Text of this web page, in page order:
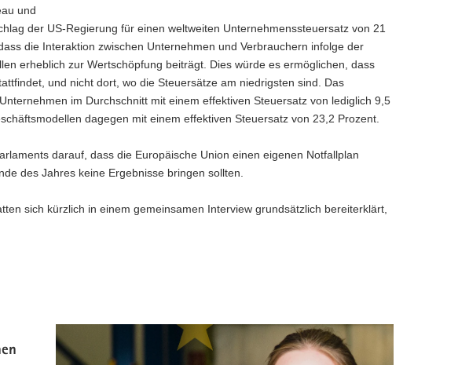
und
der US-Regierung für einen weltweiten Unternehmenssteuersatz von 21
die Interaktion zwischen Unternehmen und Verbrauchern infolge der
erheblich zur Wertschöpfung beiträgt. Dies würde es ermöglichen, dass
und nicht dort, wo die Steuersätze am niedrigsten sind. Das
im Durchschnitt mit einem effektiven Steuersatz von lediglich 9,5
dagegen mit einem effektiven Steuersatz von 23,2 Prozent.
darauf, dass die Europäische Union einen eigenen Notfallplan
des Jahres keine Ergebnisse bringen sollten.
sich kürzlich in einem gemeinsamen Interview grundsätzlich bereiterklärt,